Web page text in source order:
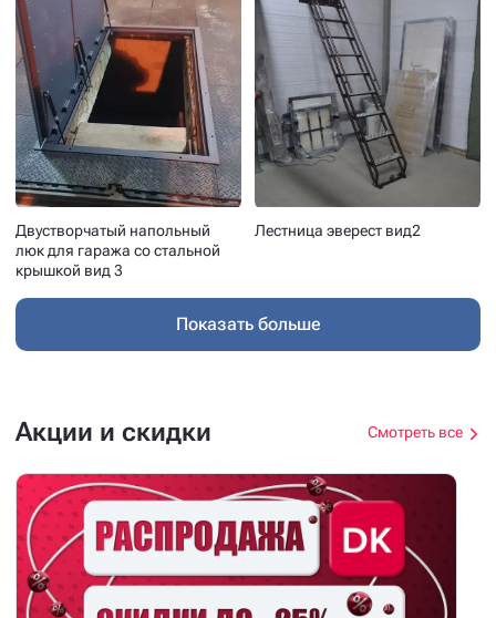
Двустворчатый напольный
люк для гаража со стальной
крышкой вид 3
Лестница эверест вид2
Показать больше
Акции и скидки Смотреть все